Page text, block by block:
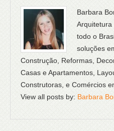
Barbara
Arquitetura
todo o
soluções
Construção, Reformas,
Casas e Apartamentos,
Construtoras, e Comércios
View all posts by: Barbara